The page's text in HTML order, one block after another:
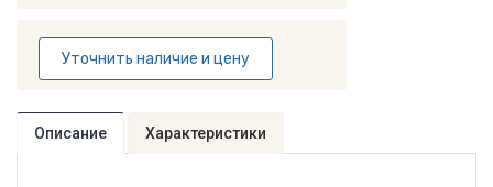
Уточнить наличие и цену
Описание Характеристики